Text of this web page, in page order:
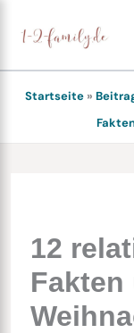
Inhalt
springen
Startseite»
12
Fakten